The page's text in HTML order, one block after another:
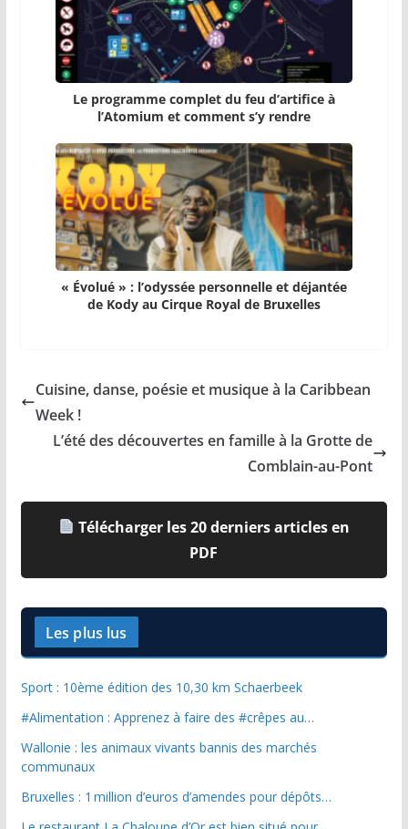
Le programme complet du feu d’artifice à
l’Atomium et comment s’y rendre
« Évolué » : l’odyssée personnelle et déjantée
de Kody au Cirque Royal de Bruxelles
Cuisine, danse, poésie et musique à la Caribbean
Week !
L’été des découvertes en famille à la Grotte de
Comblain-au-Pont
Télécharger les 20 derniers articles en
PDF
Les plus lus
Sport : 10ème édition des 10,30 km Schaerbeek
#Alimentation : Apprenez à faire des #crêpes au…
Wallonie : les animaux vivants bannis des marchés
communaux
Bruxelles : 1 million d’euros d’amendes pour dépôts…